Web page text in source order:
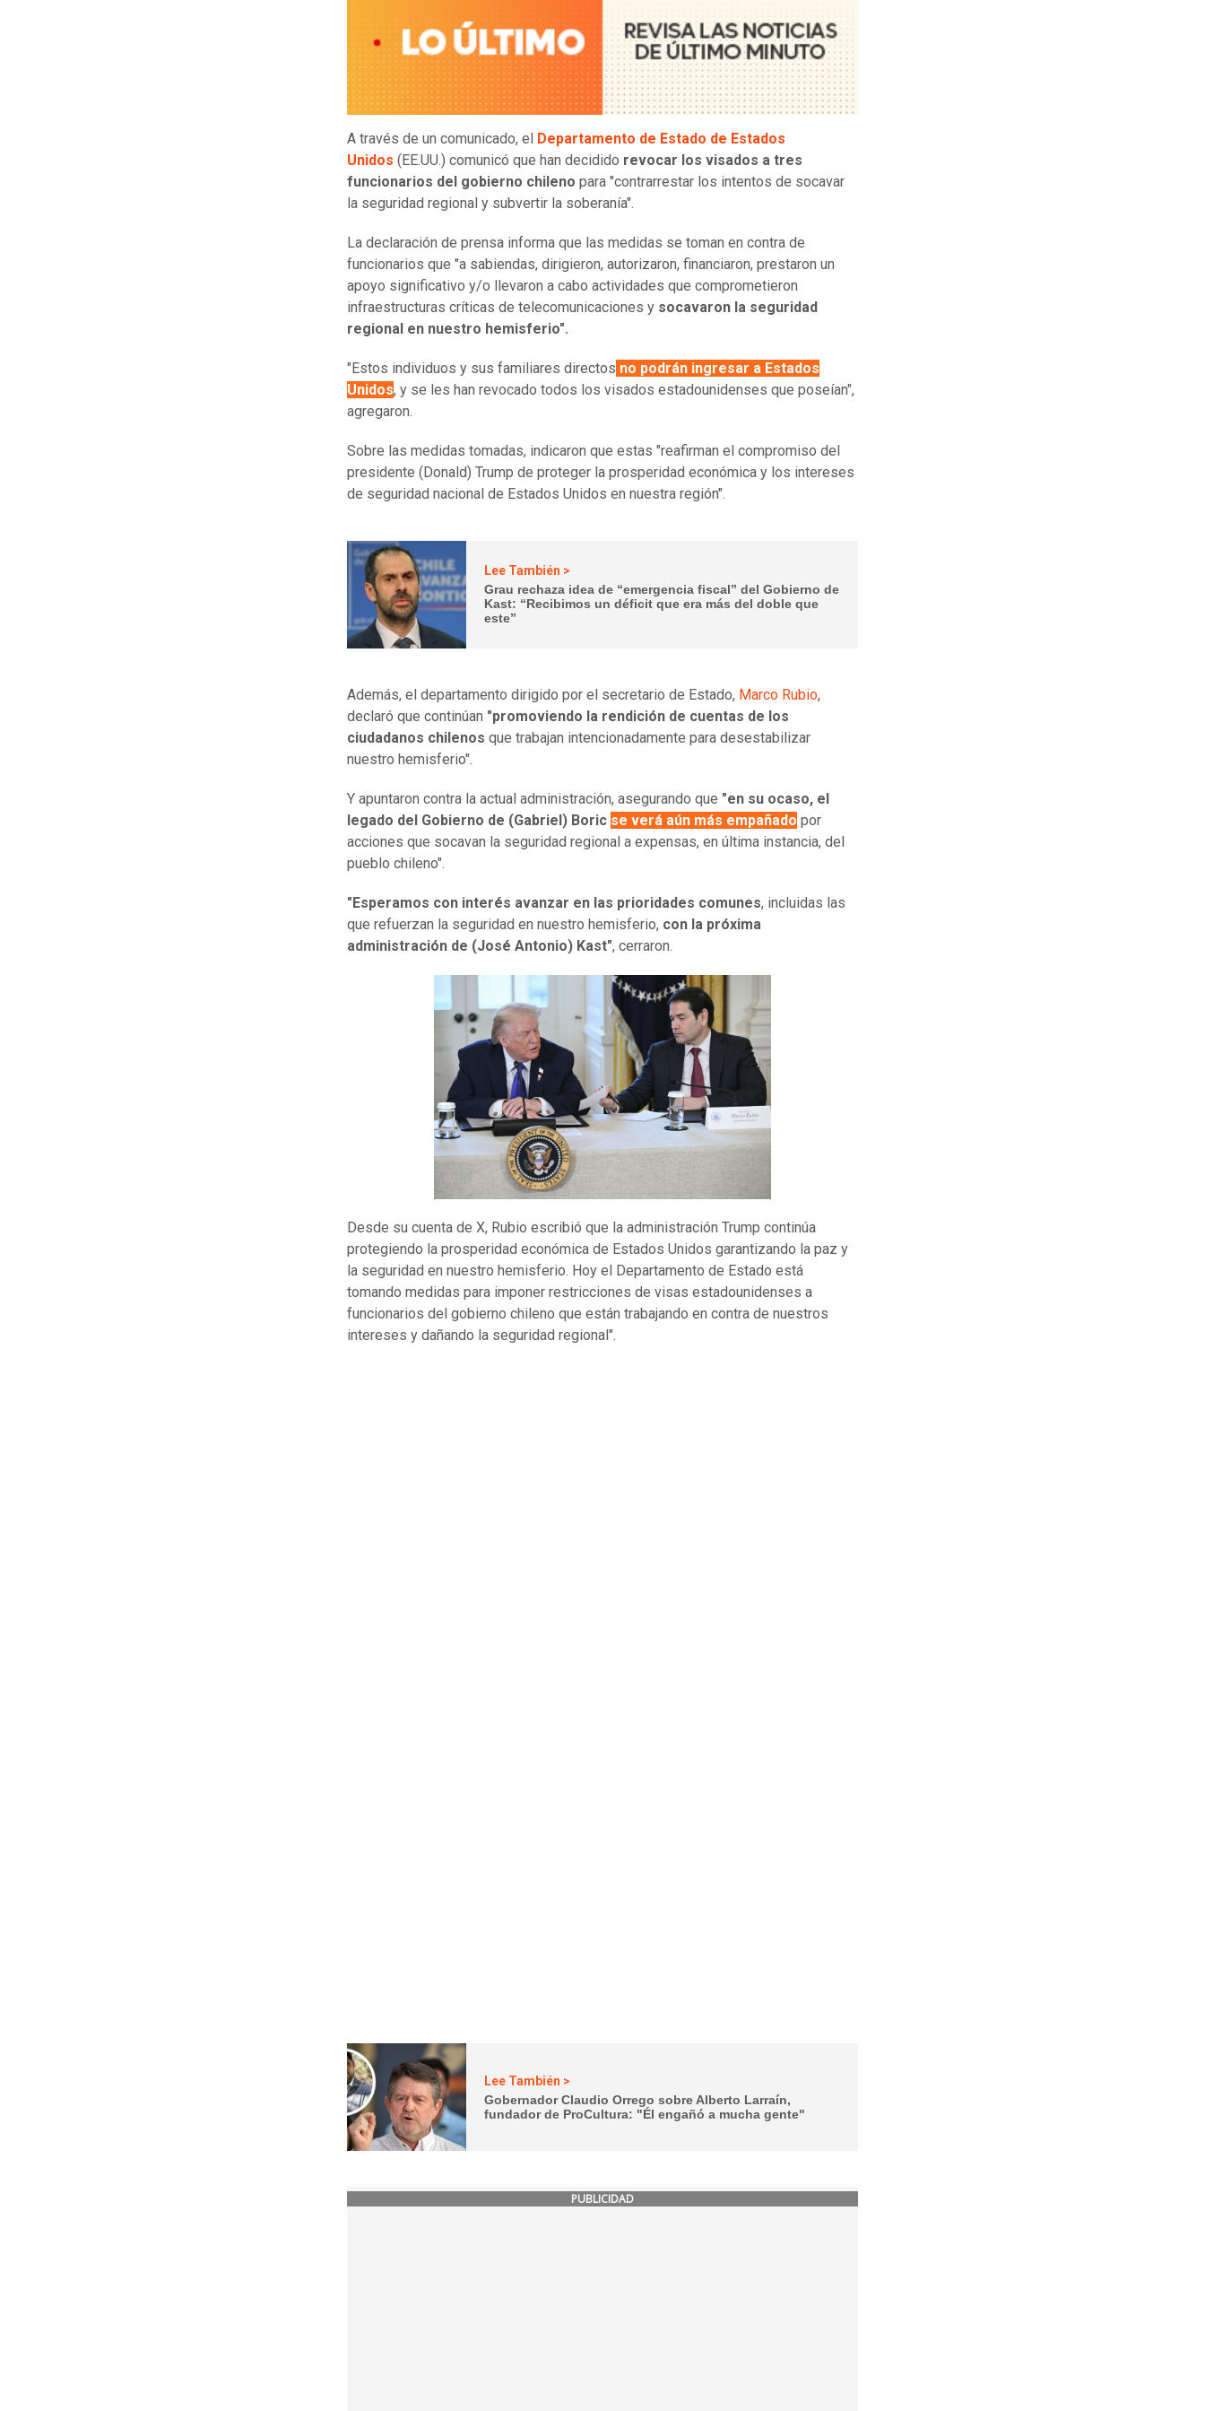
A través de un comunicado, el Departamento de Estado de Estados
Unidos (EE.UU.) comunicó que han decidido revocar los visados a tres
funcionarios del gobierno chileno para "contrarrestar los intentos de socavar
la seguridad regional y subvertir la soberanía".
La declaración de prensa informa que las medidas se toman en contra de
funcionarios que "a sabiendas, dirigieron, autorizaron, financiaron, prestaron un
apoyo significativo y/o llevaron a cabo actividades que comprometieron
infraestructuras críticas de telecomunicaciones y socavaron la seguridad
regional en nuestro hemisferio".
"Estos individuos y sus familiares directos no podrán ingresar a Estados
Unidos, y se les han revocado todos los visados estadounidenses que poseían",
agregaron.
Sobre las medidas tomadas, indicaron que estas "reafirman el compromiso del
presidente (Donald) Trump de proteger la prosperidad económica y los intereses
de seguridad nacional de Estados Unidos en nuestra región".
Lee También >
Grau rechaza idea de “emergencia fiscal” del Gobierno de
Kast: “Recibimos un déficit que era más del doble que
este”
Además, el departamento dirigido por el secretario de Estado, Marco Rubio,
declaró que continúan "promoviendo la rendición de cuentas de los
ciudadanos chilenos que trabajan intencionadamente para desestabilizar
nuestro hemisferio".
Y apuntaron contra la actual administración, asegurando que "en su ocaso, el
legado del Gobierno de (Gabriel) Boric se verá aún más empañado por
acciones que socavan la seguridad regional a expensas, en última instancia, del
pueblo chileno".
"Esperamos con interés avanzar en las prioridades comunes, incluidas las
que refuerzan la seguridad en nuestro hemisferio, con la próxima
administración de (José Antonio) Kast", cerraron.
Desde su cuenta de X, Rubio escribió que la administración Trump continúa
protegiendo la prosperidad económica de Estados Unidos garantizando la paz y
la seguridad en nuestro hemisferio. Hoy el Departamento de Estado está
tomando medidas para imponer restricciones de visas estadounidenses a
funcionarios del gobierno chileno que están trabajando en contra de nuestros
intereses y dañando la seguridad regional".
Lee También >
Gobernador Claudio Orrego sobre Alberto Larraín,
fundador de ProCultura: "Él engañó a mucha gente"
PUBLICIDAD